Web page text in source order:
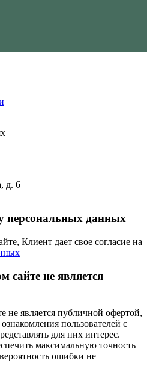
д. 6
персональных данных
Клиент дает свое согласие на
не является
не является публичной офертой,
пользователей с
для них интерес.
максимальную точность
ошибки не